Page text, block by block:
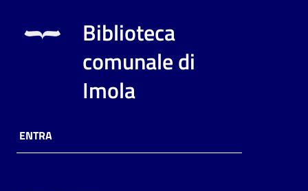
Biblioteca
comunale di
Imola
ENTRA